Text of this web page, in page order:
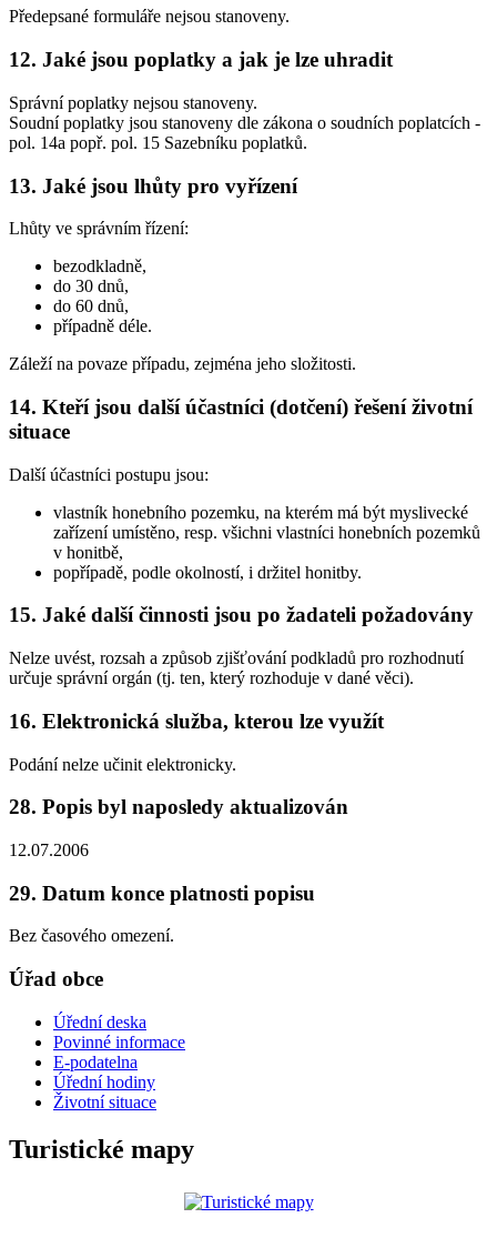
Předepsané formuláře nejsou stanoveny.
12. Jaké jsou poplatky a jak je lze uhradit
Správní poplatky nejsou stanoveny.
Soudní poplatky jsou stanoveny dle zákona o soudních poplatcích -
pol. 14a popř. pol. 15 Sazebníku poplatků.
13. Jaké jsou lhůty pro vyřízení
Lhůty ve správním řízení:
bezodkladně,
do 30 dnů,
do 60 dnů,
případně déle.
Záleží na povaze případu, zejména jeho složitosti.
14. Kteří jsou další účastníci (dotčení) řešení životní
situace
Další účastníci postupu jsou:
vlastník honebního pozemku, na kterém má být myslivecké
zařízení umístěno, resp. všichni vlastníci honebních pozemků
v honitbě,
popřípadě, podle okolností, i držitel honitby.
15. Jaké další činnosti jsou po žadateli požadovány
Nelze uvést, rozsah a způsob zjišťování podkladů pro rozhodnutí
určuje správní orgán (tj. ten, který rozhoduje v dané věci).
16. Elektronická služba, kterou lze využít
Podání nelze učinit elektronicky.
28. Popis byl naposledy aktualizován
12.07.2006
29. Datum konce platnosti popisu
Bez časového omezení.
Úřad obce
Úřední deska
Povinné informace
E-podatelna
Úřední hodiny
Životní situace
Turistické mapy